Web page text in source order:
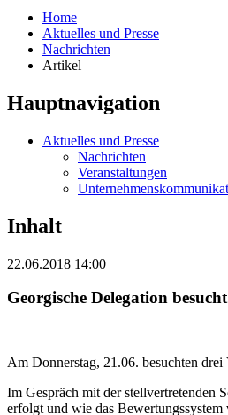
Home
Aktuelles und Presse
Nachrichten
Artikel
Hauptnavigation
Aktuelles und Presse
Nachrichten
Veranstaltungen
Inhalt
22.06.2018 14:00
Georgische Delegation
Am Donnerstag, 21.06. besuchten
Im Gespräch mit der stellvertretenden
erfolgt und wie das